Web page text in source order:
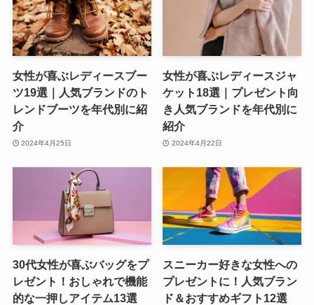
女性が喜ぶレディースブー
ツ19選｜人気ブランドのト
レンドブーツを年代別に紹
介
2024年4月25日
女性が喜ぶレディースジャ
ケット18選｜プレゼント向
き人気ブランドを年代別に
紹介
2024年4月22日
30代女性が喜ぶバッグをプ
レゼント！おしゃれで機能
的な一押しアイテム13選
スニーカー好きな女性への
プレゼントに！人気ブラン
ド＆おすすめギフト12選